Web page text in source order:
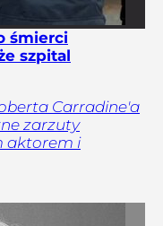
śmierci
szpital
Carradine'a
zarzuty
aktorem i